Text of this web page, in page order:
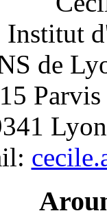
Institut
de
15 Parvis